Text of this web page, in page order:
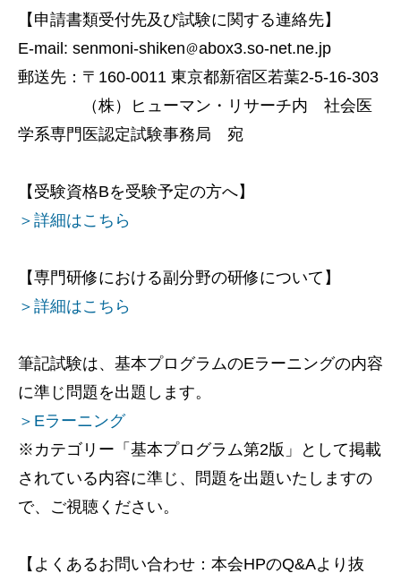
【申請書類受付先及び試験に関する連絡先】
E-mail: senmoni-shiken
abox3.so-net.ne.jp
郵送先：〒160-0011 東京都新宿区若葉2-5-16-303
（株）ヒューマン・リサーチ内 社会医
学系専門医認定試験事務局 宛
【受験資格Bを受験予定の方へ】
＞詳細はこちら
【専門研修における副分野の研修について】
＞詳細はこちら
筆記試験は、基本プログラムのEラーニングの内容
に準じ問題を出題します。
＞Eラーニング
※カテゴリー「基本プログラム第2版」として掲載
されている内容に準じ、問題を出題いたしますの
で、ご視聴ください。
【よくあるお問い合わせ：本会HPのQ&Aより抜